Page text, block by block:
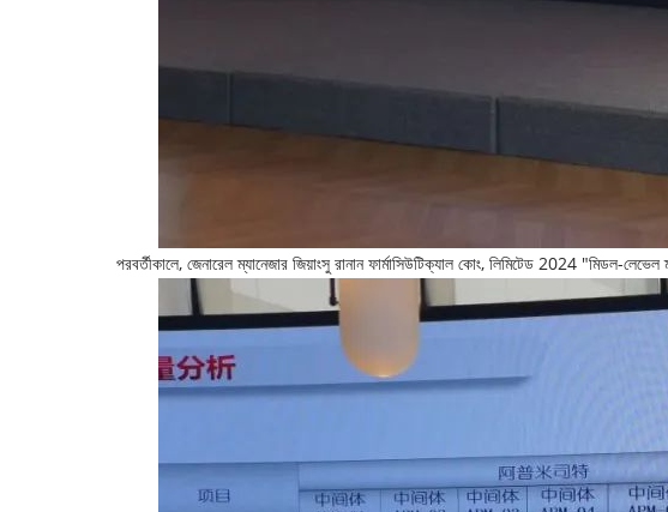
পরবর্তীকালে, জেনারেল ম্যানেজার জিয়াংসু রানান ফার্মাসিউটিক্যাল কোং, লিমিটেড 2024 "মিডল-